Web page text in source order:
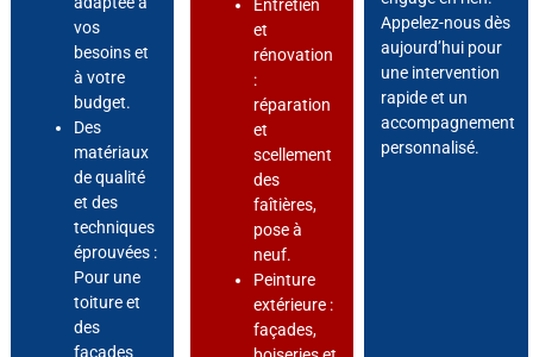
vos
besoins et
à votre
budget.
Des
matériaux
de qualité
et des
techniques
éprouvées :
Pour une
toiture et
des
façades
Entretien
et
rénovation
:
réparation
et
scellement
des
faîtières,
pose à
neuf.
Peinture
extérieure :
façades,
Appelez-nous dès
aujourd’hui pour
une intervention
rapide et un
accompagnement
personnalisé.